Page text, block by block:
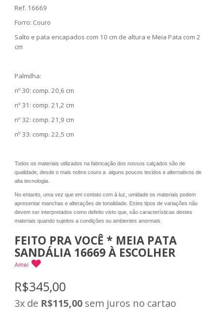
Ref. 16669
Forro: Couro
Salto e pata encapados com 10 cm de altura e Meia Pata com 2
cm
Palmilha:
nº 30: comp. 20,6 cm
nº 31: comp. 21,2 cm
nº 32: comp. 21,9 cm
nº 33: comp. 22,5 cm
Todos os materiais utilizados na fabricação dos nossos calçados são de
qualidade, desde o mais nobre couro a alguns poucos tecidos e alternativos de
alta tecnologia.
No entanto, uma vez que em contato com à luz, umidade os materiais podem
apresentar manchas e alterações de tonalidade. Estes tipos de variações não
devem ser interpretados como defeito visto que, são características destes
materiais quando sujeitos a condições ou ambientes anormais.
FEITO PRA VOCÊ * MEIA PATA
SANDÁLIA 16669 À ESCOLHER
Amei
R$345,00
3x de R$115,00 sem juros no cartao